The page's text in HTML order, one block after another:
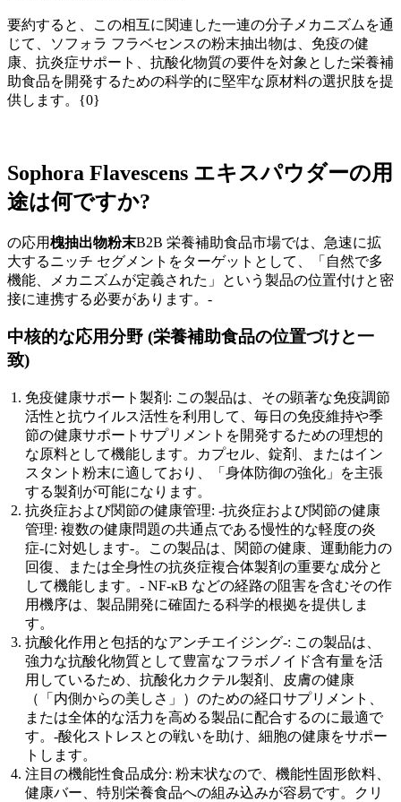
要約すると、この相互に関連した一連の分子メカニズムを通
じて、ソフォラ フラベセンスの粉末抽出物は、免疫の健
康、抗炎症サポート、抗酸化物質の要件を対象とした栄養補
助食品を開発するための科学的に堅牢な原材料の選択肢を提
供します。{0}
Sophora Flavescens エキスパウダーの用
途は何ですか?
の応用槐抽出物粉末B2B 栄養補助食品市場では、急速に拡
大するニッチ セグメントをターゲットとして、「自然で多
機能、メカニズムが定義された」という製品の位置付けと密
接に連携する必要があります。-
中核的な応用分野 (栄養補助食品の位置づけと一
致)
免疫健康サポート製剤: この製品は、その顕著な免疫調節
活性と抗ウイルス活性を利用して、毎日の免疫維持や季
節の健康サポートサプリメントを開発するための理想的
な原料として機能します。カプセル、錠剤、またはイン
スタント粉末に適しており、「身体防御の強化」を主張
する製剤が可能になります。
抗炎症および関節の健康管理: -抗炎症および関節の健康
管理: 複数の健康問題の共通点である慢性的な軽度の炎
症-に対処します-。この製品は、関節の健康、運動能力の
回復、または全身性の抗炎症複合体製剤の重要な成分と
して機能します。- NF-κB などの経路の阻害を含むその作
用機序は、製品開発に確固たる科学的根拠を提供しま
す。
抗酸化作用と包括的なアンチエイジング-: この製品は、
強力な抗酸化物質として豊富なフラボノイド含有量を活
用しているため、抗酸化カクテル製剤、皮膚の健康
（「内側からの美しさ」）のための経口サプリメント、
または全体的な活力を高める製品に配合するのに最適で
す。-酸化ストレスとの戦いを助け、細胞の健康をサポー
トします。
注目の機能性食品成分: 粉末状なので、機能性固形飲料、
健康バー、特別栄養食品への組み込みが容易です。クリ